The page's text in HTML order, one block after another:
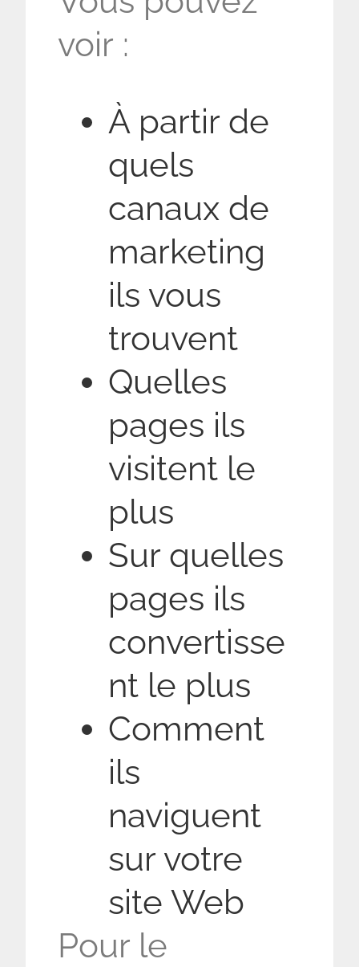
voir :
À partir de
quels
canaux de
marketing
ils vous
trouvent
Quelles
pages ils
visitent le
plus
Sur quelles
pages ils
convertisse
nt le plus
Comment
ils
naviguent
sur votre
site Web
Pour le